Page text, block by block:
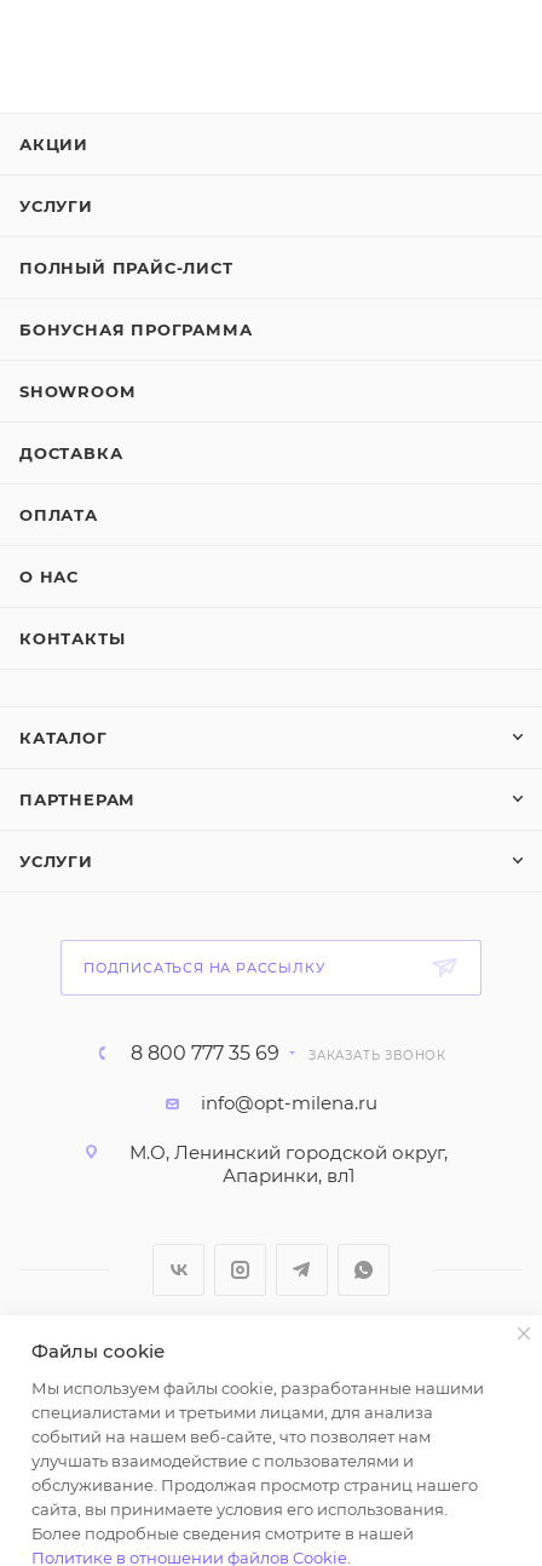
АКЦИИ
УСЛУГИ
ПОЛНЫЙ ПРАЙС-ЛИСТ
БОНУСНАЯ ПРОГРАММА
SHOWROOM
ДОСТАВКА
ОПЛАТА
О НАС
КОНТАКТЫ
КАТАЛОГ
ПАРТНЕРАМ
УСЛУГИ
ПОДПИСАТЬСЯ НА РАССЫЛКУ
8 800 777 35 69 ЗАКАЗАТЬ ЗВОНОК
info@opt-milena.ru
М.О, Ленинский городской округ,
Апаринки, вл1
2026 © ООО "Вайт Текстиль групп"
Любая информация на сайте носит справочный
характер и не является публичной офертой
определяемой положениями пункта 2 статьи 437
Гражданского кодекса Российской Федерации.
Использование любых материалов, опубликованных
на https://opt-milena.ru, допустимо только при
Файлы cookie
Мы используем файлы cookie, разработанные нашими
специалистами и третьими лицами, для анализа
событий на нашем веб-сайте, что позволяет нам
улучшать взаимодействие с пользователями и
обслуживание. Продолжая просмотр страниц нашего
сайта, вы принимаете условия его использования.
Более подробные сведения смотрите в нашей
Политике в отношении файлов Cookie